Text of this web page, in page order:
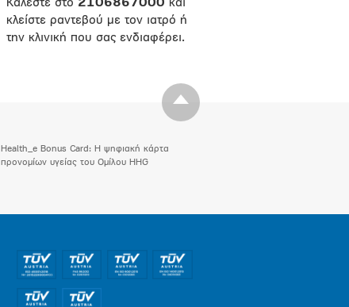
Καλέστε στο 2106867000 και
κλείστε ραντεβού με τον ιατρό ή
την κλινική που σας ενδιαφέρει.
Health_e Bonus Card: H ψηφιακή κάρτα
προνομίων υγείας του Ομίλου HHG